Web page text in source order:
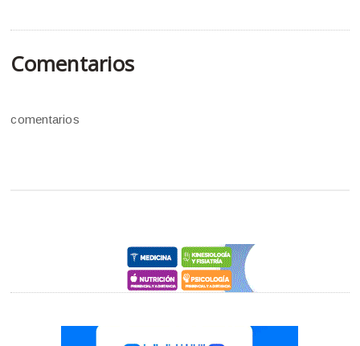
Comentarios
comentarios